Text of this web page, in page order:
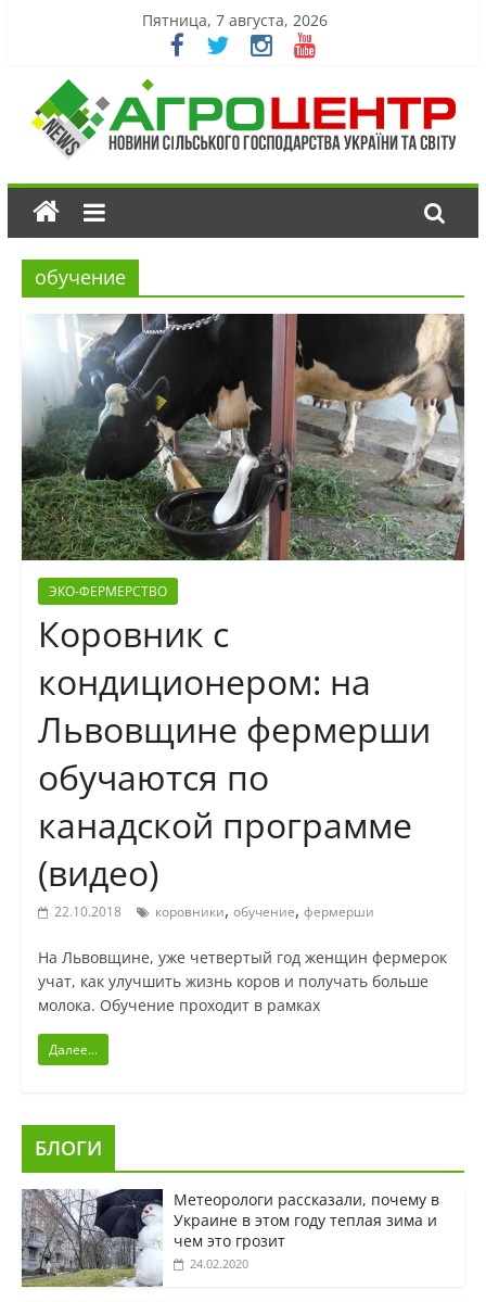
Пятница, 7 августа, 2026
обучение
ЭКО-ФЕРМЕРСТВО
Коровник с
кондиционером: на
Львовщине фермерши
обучаются по
канадской программе
(видео)
22.10.2018 коровники, обучение, фермерши
На Львовщине, уже четвертый год женщин фермерок
учат, как улучшить жизнь коров и получать больше
молока. Обучение проходит в рамках
Далее...
БЛОГИ
Метеорологи рассказали, почему в
Украине в этом году теплая зима и
чем это грозит
24.02.2020